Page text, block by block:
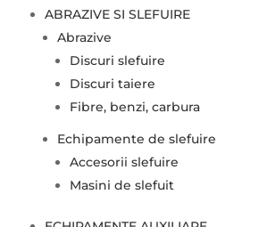
ABRAZIVE SI SLEFUIRE
Abrazive
Discuri slefuire
Discuri taiere
Fibre, benzi, carbura
Echipamente de slefuire
Accesorii slefuire
Masini de slefuit